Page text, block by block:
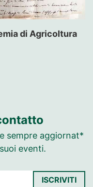
di Agricoltura
sempre aggiornat*
eventi.
ISCRIVITI